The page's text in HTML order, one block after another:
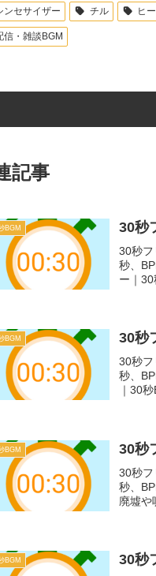
ンセサイザー チル ヒ
信・雑談BGM
記事
BGM 30秒
30秒
秒、
ー｜
BGM 30秒
30秒
秒、
｜30
BGM 30秒
30秒
秒、
廃墟や
BGM 30秒